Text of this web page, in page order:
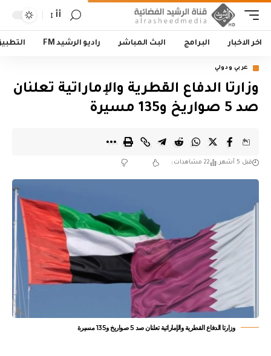
أأ
اخر الاخبار البرامج البث المباشر راديو الرشيد FM
عربي ودولي
وزارتا الدفاع القطرية والإماراتية تعلنان
صد 5 صواريخ و135 مسيرة
قبل 5 أشهر 22 مشاهدات
وزارتا الدفاع القطرية والإماراتية تعلنان صد 5 صواريخ و135 مسيرة